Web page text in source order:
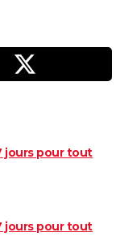
jours pour tout
jours pour tout